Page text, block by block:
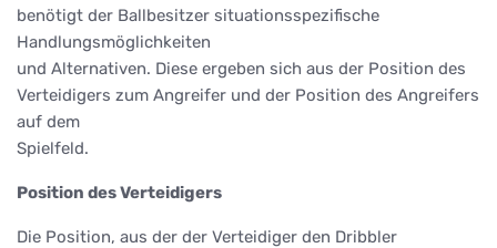
benötigt der Ballbesitzer situationsspezifische
Handlungsmöglichkeiten
und Alternativen. Diese ergeben sich aus der Position des
Verteidigers zum Angreifer und der Position des Angreifers
auf dem
Spielfeld.
Position des Verteidigers
Die Position, aus der der Verteidiger den Dribbler